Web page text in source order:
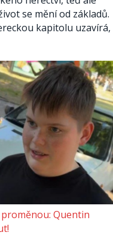
se mění od základů.
kapitolu uzavírá,
Quentin